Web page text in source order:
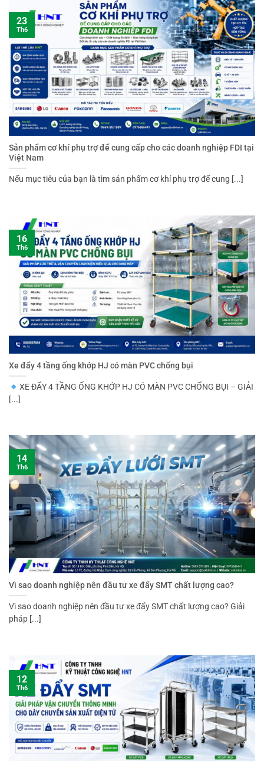
Sản phẩm cơ khí phụ trợ để cung cấp cho các doanh nghiệp FDI tại
Việt Nam
Nếu mục tiêu của bạn là tìm sản phẩm cơ khí phụ trợ để cung [...]
23
Th6
Xe đẩy 4 tầng ống khớp HJ có màn PVC chống bụi
XE ĐẨY 4 TẦNG ỐNG KHỚP HJ CÓ MÀN PVC CHỐNG BỤI – GIẢI
[...]
16
Th6
Vì sao doanh nghiệp nên đầu tư xe đẩy SMT chất lượng cao?
Vì sao doanh nghiệp nên đầu tư xe đẩy SMT chất lượng cao? Giải
pháp [...]
14
Th6
12
Th6